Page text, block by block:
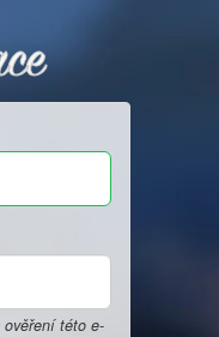
ověření této e-